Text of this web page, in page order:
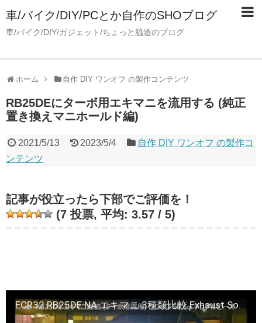
車/バイク/DIY/PCとか自作のSHOブログ
車/バイク/DIY/ガジェット/ちょっと脇道のブログ
ホーム 自作 DIY ワンオフ の製作コンテンツ
RB25DEにターボ用エキマニを流用する (純正
置き換えマニホールド編)
2021/5/13 2023/5/4
自作 DIY ワンオフ の製作コ
ンテンツ
記事が役立ったら下部でご評価を！
(7 投票, 平均: 3.57 / 5)
ECR32 RB25DE NA エキマニ 3種類比較 Exhaust Sound